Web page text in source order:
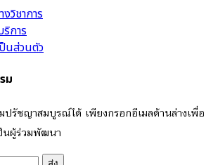
วิชาการ
ริการ
นส่วนตัว
ม
รัชญาสมบูรณ์ได้ เพียงกรอกอีเมลด้านล่างเพื่อ
นผู้ร่วมพัฒนา